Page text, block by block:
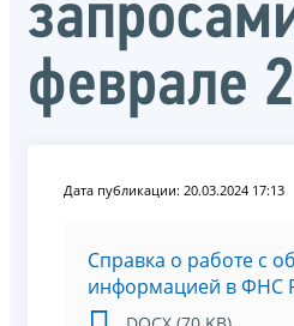
феврале
Дата публикации: 20.03.2024 17:13
Справка о работе с
информацией в ФНС